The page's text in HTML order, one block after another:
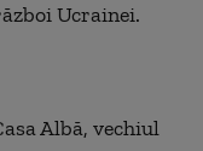
Ucrainei.
Albă, vechiul